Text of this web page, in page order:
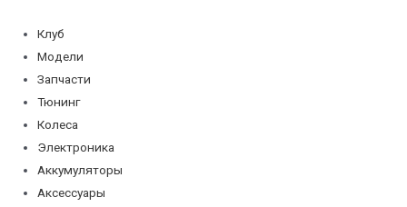
содержимому
Клуб
Модели
Запчасти
Тюнинг
Колеса
Электроника
Аккумуляторы
Аксессуары